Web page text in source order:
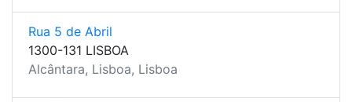
Rua 5 de Abril
1300-131 LISBOA
Alcântara, Lisboa, Lisboa